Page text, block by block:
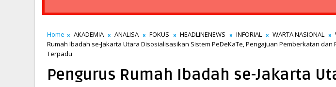
Home AKADEMIA ANALISA FOKUS HEADLINENEWS INFORIAL WARTA NASIONAL
Rumah Ibadah se-Jakarta Utara Disosialisasikan Sistem PeDeKaTe, Pengajuan Pemberkatan
Terpadu
Pengurus Rumah Ibadah se-Jakarta